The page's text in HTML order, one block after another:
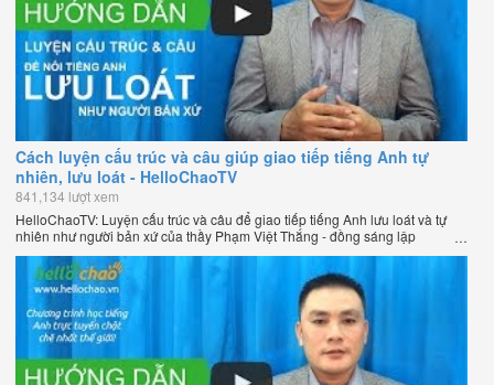
Cách luyện cấu trúc và câu giúp giao tiếp tiếng Anh tự
nhiên, lưu loát - HelloChaoTV
841,134 lượt xem
HelloChaoTV: Luyện cấu trúc và câu để giao tiếp tiếng Anh lưu loát và tự
nhiên như người bản xứ của thầy Phạm Việt Thắng - đồng sáng lập
HelloChao.vn - Trang web học tiếng Anh trực tuyến chặt chẽ nhất thế giới.